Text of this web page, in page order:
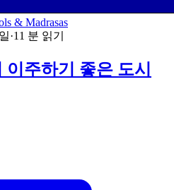
& Madrasas
·11 분 읽기
주하기 좋은 도시